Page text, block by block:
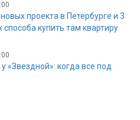
проекта в Петербурге и 3
купить там квартиру
«Звездной»: когда все под